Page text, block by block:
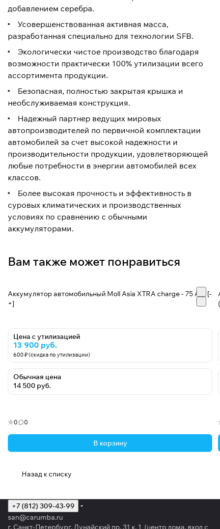
добавлением серебра.
Усовершенствованная активная масса,
разработанная специально для технологии SFB.
Экологически чистое производство благодаря
возможности практически 100% утилизации всего
ассортимента продукции.
Безопасная, полностью закрытая крышка и
необслуживаемая конструкция.
Надежный партнер ведущих мировых
автопроизводителей по первичной комплектации
автомобилей за счет высокой надежности и
производительности продукции, удовлетворяющей
любые потребности в энергии автомобилей всех
классов.
Более высокая прочность и эффективность в
суровых климатических и производственных
условиях по сравнению с обычными
аккумуляторами.
Вам также может понравиться
Аккумулятор автомобильный Moll Asia XTRA charge - 75 А/ч [-
+]
Цена с утилизацией
13 900 руб.
600 ₽ (скидка по утилизации)
Обычная цена
14 500 руб.
0 0
В корзину
Назад к списку
+7 (812) 309-43-99
san@carumba.ru